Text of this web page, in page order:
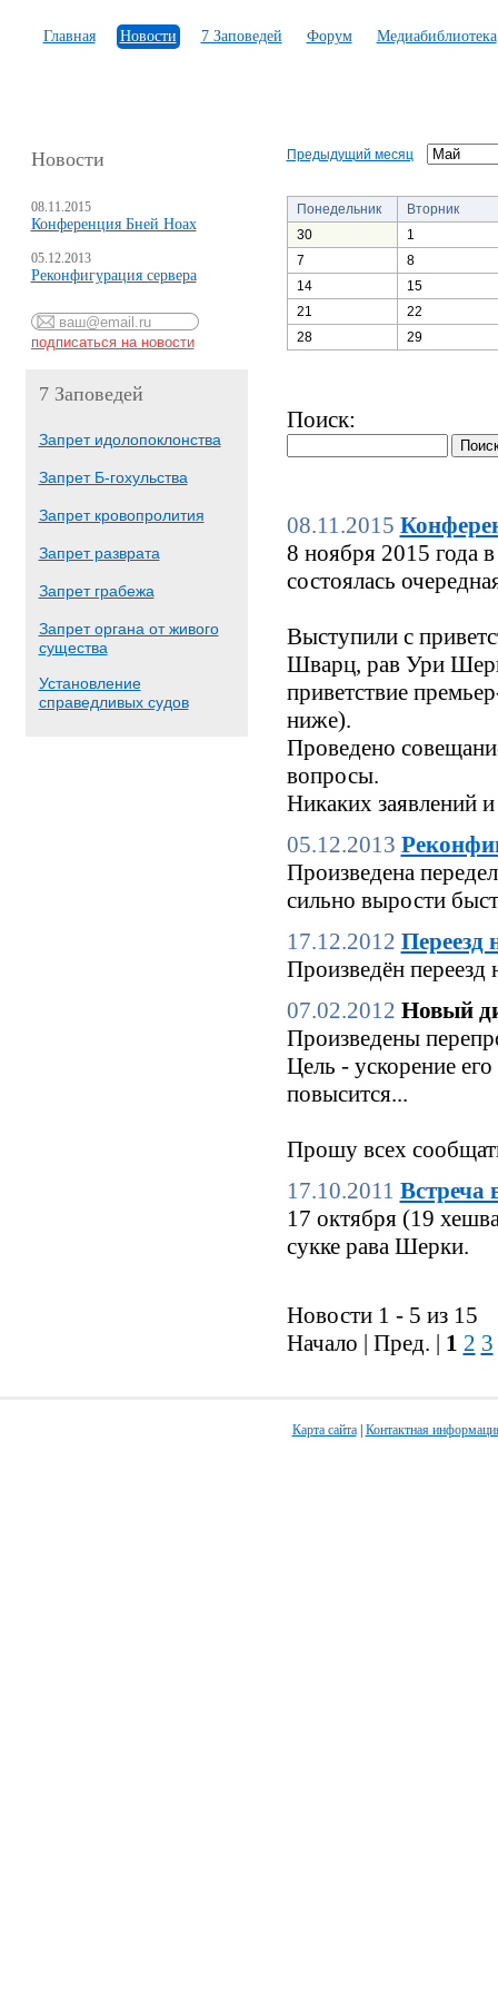
Главная Новости 7 Заповедей Форум Медиабиблиотека
Новости
08.11.2015
Конференция Бней Ноах
05.12.2013
Реконфигурация сервера
7 Заповедей
Запрет идолопоклонства
Запрет Б-гохульства
Запрет кровопролития
Запрет разврата
Запрет грабежа
Запрет органа от живого
существа
Установление
справедливых судов
Предыдущий месяц
Понедельник
Вторник
30
1
7
8
14
15
21
22
28
29
Поиск:
08.11.2015
8 ноября 2015 года
состоялась
Выступили с
Шварц, рав Ури
приветствие
ниже).
Проведено
вопросы.
Никаких заявлений
05.12.2013
Произведена
сильно вырости
17.12.2012 Переезд
Произведён переезд
07.02.2012 Новый
Произведены
Цель - ускорение
повысится...
Прошу всех
17.10.2011 Встреча
17 октября (19
сукке рава Шерки.
Новости 1 - 5 из 15
Начало | Пред. | 1 2 3
Карта сайта| Контактная